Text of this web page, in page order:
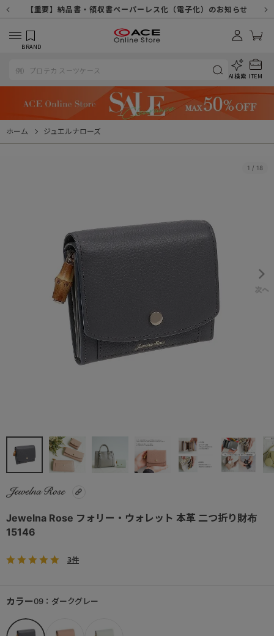
【重要】システムエラーによる出荷遅延につきまして
【重要】8/11（火・祝）休業及び配送スケジュールについて
【重要】令和８年熊本地震に伴う配送への影響について
【重要】納品書・領収書ペーパーレス化（電子化）のお知らせ
【重要】天候不良や交通状況・物量増等に伴う配送への影響について
【重要】悪質な詐欺サイトにご注意ください
【重要】各種メールが届かない場合に関しまして
【重要】お問い合わせのご対応に関しまして
【重要】SNSのなりすまし詐欺にご注意ください
BRAND
AI検索 ITEM
ホーム ジュエルナローズ
1 / 18
Jewelna Rose フォリー・ウォレット 本革 二つ折り財布
15146
3件
カラー09：ダークグレー